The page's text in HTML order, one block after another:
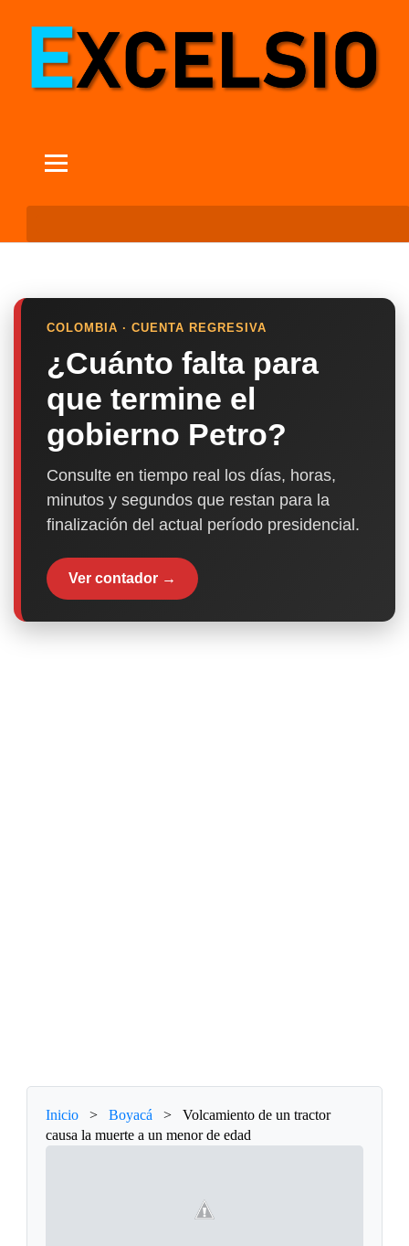
COLOMBIA · CUENTA REGRESIVA
¿Cuánto falta para
que termine el
gobierno Petro?
Consulte en tiempo real los días, horas,
minutos y segundos que restan para la
finalización del actual período presidencial.
Ver contador →
Inicio > Boyacá >
Volcamiento de un tractor
causa la muerte a un menor de edad